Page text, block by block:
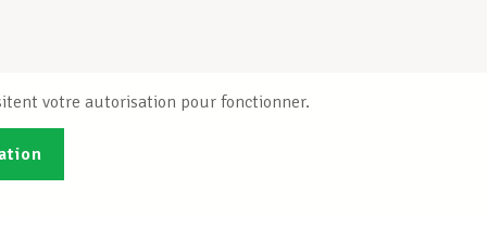
votre autorisation pour fonctionner.